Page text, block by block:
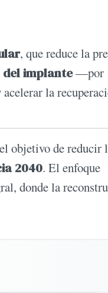
, que reduce la
implante—por
la
objetivo de reducir
2040. El enfoque
donde la